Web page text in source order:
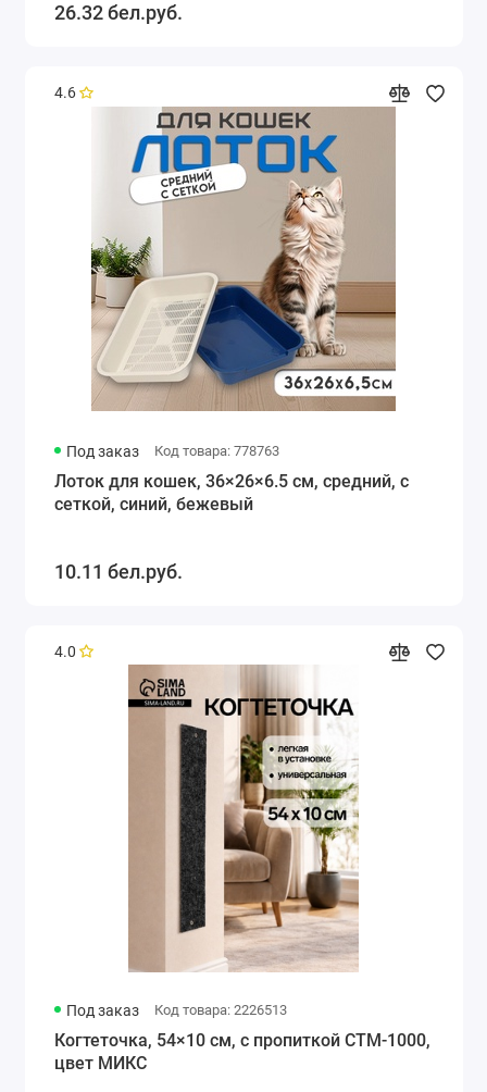
26.32 бел.руб.
4.6
Под заказ Код товара: 778763
Лоток для кошек, 36×26×6.5 см, средний, с
сеткой, синий, бежевый
10.11 бел.руб.
4.0
Под заказ Код товара: 2226513
Когтеточка, 54×10 см, с пропиткой СТМ-1000,
цвет МИКС